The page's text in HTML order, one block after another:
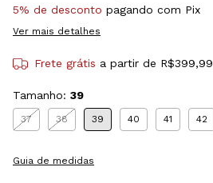
5% de desconto pagando com Pix
Ver mais detalhes
Frete grátis a partir de R$399,99
Tamanho: 39
37 38 39 40 41 42
Guia de medidas